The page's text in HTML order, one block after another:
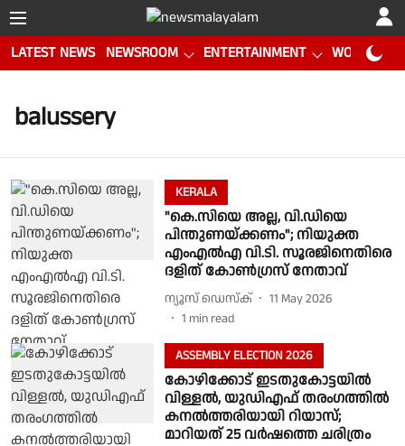
LATEST NEWS NEWSROOM ENTERTAINMENT WORLD CUP
balussery
KERALA
"കെ.സിയെ അല്ല, വി.ഡിയെ
പിന്തുണയ്‌ക്കണം"; നിയുക്ത
എംഎൽഎ വി.ടി. സൂരജിനെതിരെ
ദളിത് കോൺഗ്രസ് നേതാവ്
ന്യൂസ് ഡെസ്ക്
11 May 2026
1 min read
ASSEMBLY ELECTION 2026
കോഴിക്കോട് ഇടതുകോട്ടയില്‍
വിള്ളല്‍, യുഡിഎഫ് തരംഗത്തില്‍
കനല്‍ത്തരിയായി റിയാസ്;
മാറിയത് 25 വര്‍ഷത്തെ ചരിത്രം